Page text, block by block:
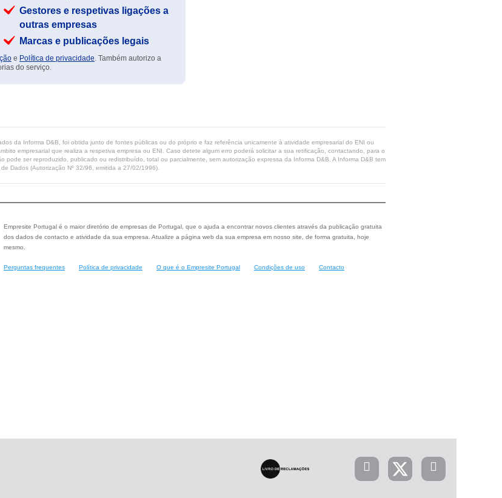
Gestores e respetivas ligações a
outras empresas
Marcas e publicações legais
e Política de privacidade. Também autorizo a
do serviço.
da Informa D&B, foi obtida junto de fontes públicas ou do próprio e faz referência unicamente à atividade empresarial do ENI ou
empresarial que realiza a respetiva empresa ou ENI. Caso detete algum erro poderá solicitar a sua retificação, contactando, para o
pode ser reproduzido, publicado ou redistribuído, total ou parcialmente, sem autorização expressa da Informa D&B. A Informa D&B tem
Dados (Autorização Nº 32/96, emitida a 27/02/1996).
Empresite Portugal é o maior diretório de empresas de Portugal, que o ajuda a encontrar novos clientes através da publicação gratuita
dos dados de contacto e atividade da sua empresa. Atualize a página web da sua empresa em nosso site, de forma gratuita, hoje
mesmo.
Perguntas frequentes Política de privacidade O que é o Empresite Portugal Condições de uso Contacto